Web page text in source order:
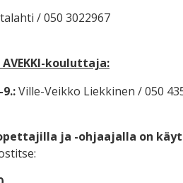
/ 050 3022967
kouluttaja:
Ville-Veikko Liekkinen /050
ja -ohjaajalla on